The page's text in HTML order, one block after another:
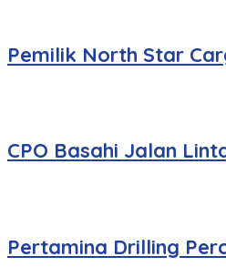
Pemilik North Star
CPO Basahi Jalan
Pertamina Drilling